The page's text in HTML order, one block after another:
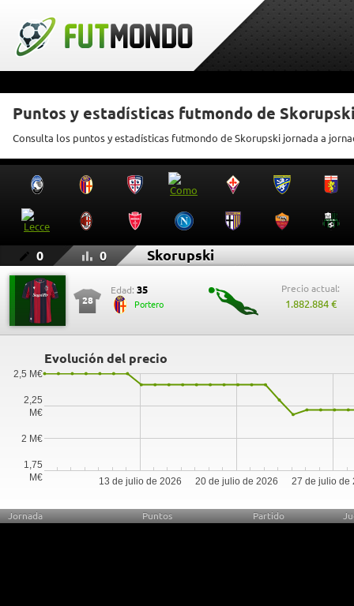
Puntos y estadísticas futmondo de
Consulta los puntos y estadísticas futmondo de Skorupski jornada a
0 0 Skorupski
28
Edad: 35
Portero
Precio actual:
1.882.884 €
Evolución del precio
13 de julio de 2026 20 de julio de 2026 27 de julio de
1,75
M€
2 M€
2,25
M€
2,5 M€
Jornada Puntos Partido